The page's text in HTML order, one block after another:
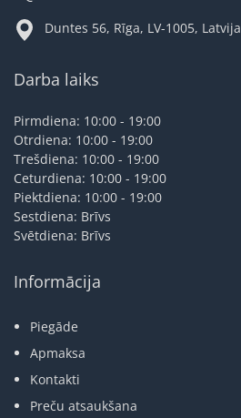
Duntes 56, Rīga, LV-1005, Latvija
Darba laiks
Pirmdiena: 10:00 - 19:00
Otrdiena: 10:00 - 19:00
Trešdiena: 10:00 - 19:00
Ceturdiena: 10:00 - 19:00
Piektdiena: 10:00 - 19:00
Sestdiena: Brīvs
Svētdiena: Brīvs
Informācija
Piegāde
Apmaksa
Kontakti
Preču atsaukšana